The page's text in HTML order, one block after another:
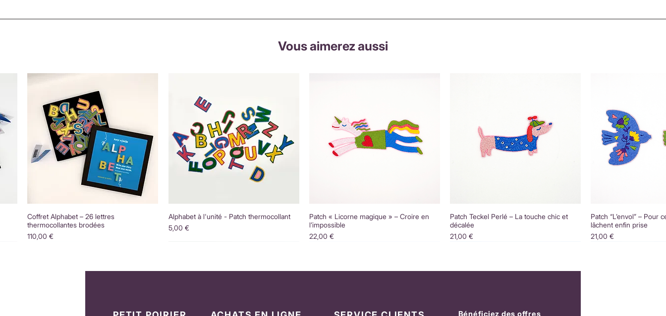
Vous aimerez aussi
Coffret Alphabet – 26 lettres
thermocollantes brodées
Prix
110,00 €
Alphabet à l'unité - Patch thermocollant
Prix
5,00 €
Patch « Licorne magique » – Croire en
l’impossible
Prix
22,00 €
Patch Teckel Perlé – La touche chic et
décalée
Prix
21,00 €
Patch “L’envol” – Pour
lâchent enfin prise
Prix
21,00 €
Bénéficiez des offres